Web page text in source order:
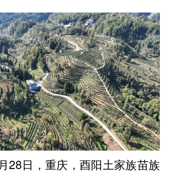
28日，重庆，酉阳土家族苗族